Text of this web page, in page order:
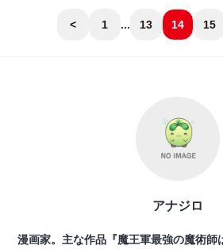
< 1 ... 13 14 15
アナジロ
漫画家。主な作品『魔王軍最強の魔術師